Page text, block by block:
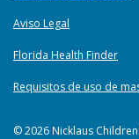
Aviso Legal
Florida Health Finder
Requisitos de uso de
© 2026 Nicklaus